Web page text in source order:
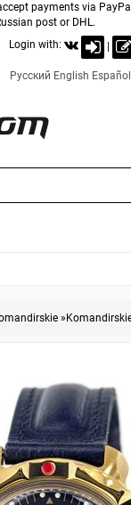
payments via
post or DHL.
Login with:
Русский English Español
»